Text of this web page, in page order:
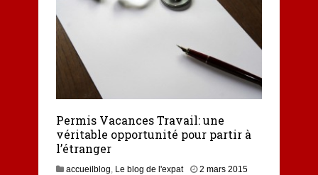
Permis Vacances Travail: une
véritable opportunité pour partir à
l’étranger
accueilblog Le blog de l'expat 2 mars 20153